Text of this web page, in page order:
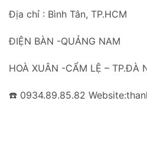
Địa chỉ : Bình Tân, TP.HCM
ĐIỆN BÀN -QUẢNG NAM
HOÀ XUÂN -CẨM LỆ – TP.ĐÀ
☎️ 0934.89.85.82